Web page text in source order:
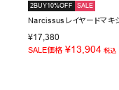
2BUY10%OFF SALE
Narcissusレイヤードマキ
¥17,380
SALE価格 ¥13,904 税込